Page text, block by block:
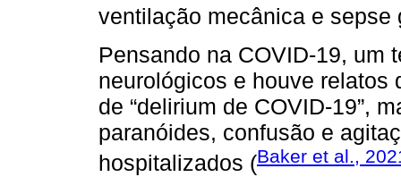
ventilação mecânica e sepse
Pensando na COVID-19, um
neurológicos e houve
de “delirium de COVID-19”,
paranóides, confusão e
hospitalizados (Baker et al.,